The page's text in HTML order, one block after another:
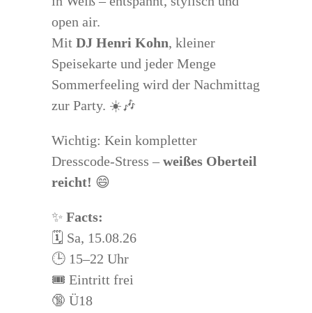
open air.
Mit DJ Henri Kohn, kleiner
Speisekarte und jeder Menge
Sommerfeeling wird der Nachmittag
zur Party. ☀️🎶
Wichtig: Kein kompletter
Dresscode-Stress – weißes Oberteil
reicht! 😄
✨ Facts:
🗓️ Sa, 15.08.26
🕒 15–22 Uhr
🎟️ Eintritt frei
🔞 Ü18